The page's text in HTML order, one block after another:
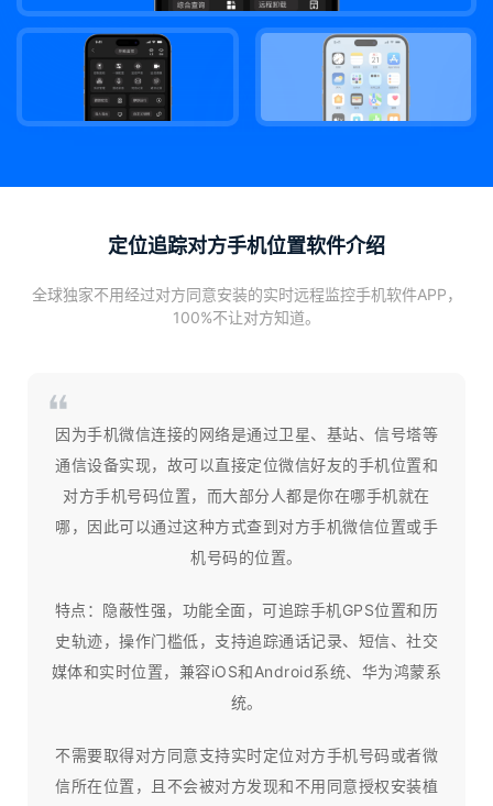
定位追踪对方手机位置软件介绍
全球独家不用经过对方同意安装的实时远程监控手机软件APP，
100%不让对方知道。
因为手机微信连接的网络是通过卫星、基站、信号塔等
通信设备实现，故可以直接定位微信好友的手机位置和
对方手机号码位置，而大部分人都是你在哪手机就在
哪，因此可以通过这种方式查到对方手机微信位置或手
机号码的位置。
特点：隐蔽性强，功能全面，可追踪手机GPS位置和历
史轨迹，操作门槛低，支持追踪通话记录、短信、社交
媒体和实时位置，兼容iOS和Android系统、华为鸿蒙系
统。
不需要取得对方同意支持实时定位对方手机号码或者微
信所在位置，且不会被对方发现和不用同意授权安装植